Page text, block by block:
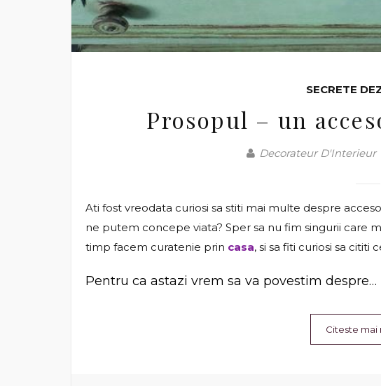
SECRETE
Prosopul – un
Decorateur D'Interieur
Ati fost vreodata curiosi sa stiti mai multe despre
ne putem concepe viata? Sper sa nu fim singurii care
timp facem curatenie prin casa, si sa fiti curiosi sa cititi
Pentru ca astazi vrem sa va povestim despre…
Citeste mai